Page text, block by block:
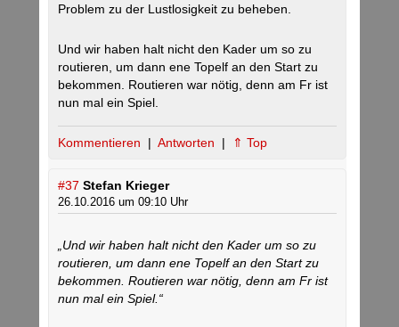
Problem zu der Lustlosigkeit zu beheben.
Und wir haben halt nicht den Kader um so zu
routieren, um dann ene Topelf an den Start zu
bekommen. Routieren war nötig, denn am Fr ist
nun mal ein Spiel.
Kommentieren | Antworten | ⇑ Top
#37 Stefan Krieger
26.10.2016 um 09:10 Uhr
„Und wir haben halt nicht den Kader um so zu
routieren, um dann ene Topelf an den Start zu
bekommen. Routieren war nötig, denn am Fr ist
nun mal ein Spiel.“